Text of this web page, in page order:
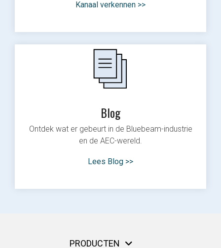
Kanaal verkennen >>
Blog
Ontdek wat er gebeurt in de Bluebeam-industrie
en de AEC-wereld.
Lees Blog >>
PRODUCTEN